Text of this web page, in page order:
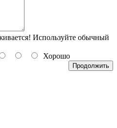
Используйте обычный
Хорошо
Продолжить